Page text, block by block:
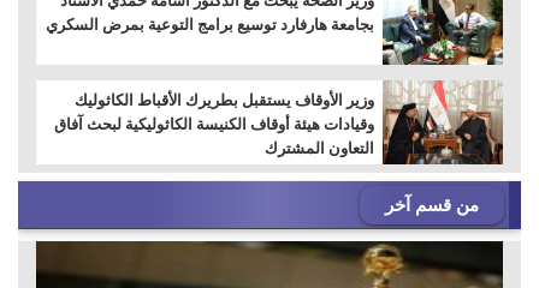
بجامعة هارفارد توسيع برامج التوعية بمرض السكري
وزير الأوقاف يستقبل بطريرك الأقباط الكاثوليك
وقيادات هيئة أوقاف الكنيسة الكاثوليكية لبحث آفاق
التعاون المشترك
من قسم آخر